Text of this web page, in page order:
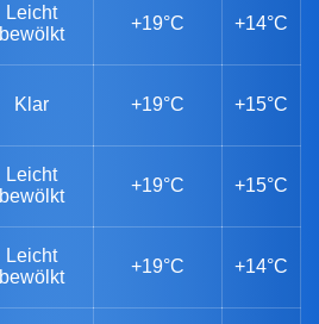
Leicht
bewölkt
+19°C +14°C
Klar +19°C +15°C
Leicht
bewölkt
+19°C +15°C
Leicht
bewölkt
+19°C +14°C